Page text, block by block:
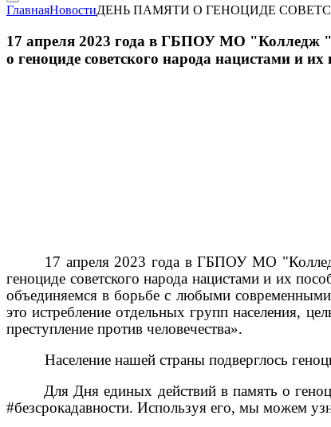
ГлавнаяНовостиДЕНЬ ПАМЯТИ О ГЕНОЦИДЕ
17 апреля 2023 года в ГБПОУ МО "Колледж
о геноциде советского народа нацистами и
17 апреля 2023 года в ГБПОУ МО
геноциде советского народа нацистами и их
объединяемся в борьбе с любыми
это истребление отдельных групп населения,
преступление против человечества».
Население нашей страны подверглось
Для Дня единых действий в память о
#безсрокадавности. Используя его, мы можем